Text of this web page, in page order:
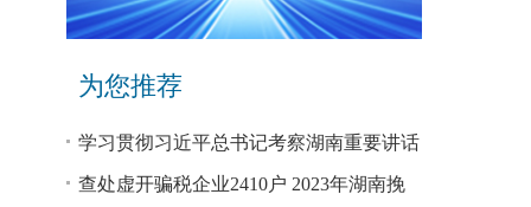
为您推荐
学习贯彻习近平总书记考察湖南重要讲话
和指示精神专题研讨班开班
查处虚开骗税企业2410户 2023年湖南挽